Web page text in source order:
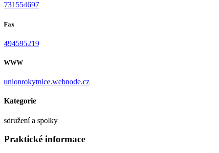
731554697
Fax
494595219
WWW
unionrokytnice.webnode.cz
Kategorie
sdružení a spolky
Praktické informace